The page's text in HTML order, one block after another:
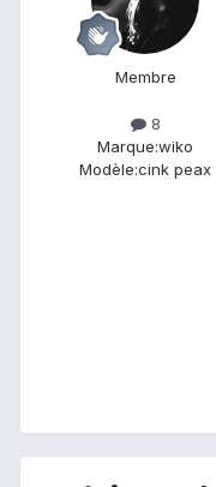
Membre
8
Marque:wiko
Modèle:cink peax